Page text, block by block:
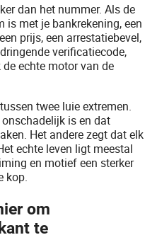
dan het nummer. Als de
is met je bankrekening, een
prijs, een arrestatiebevel,
verificatiecode,
echte motor van de
twee luie extremen.
is en dat
Het andere zegt dat elk
echte leven ligt meestal
en motief een sterker
kop.
om
te